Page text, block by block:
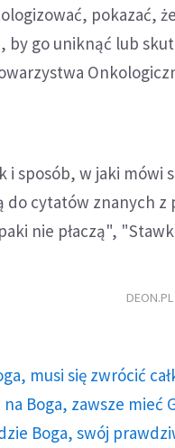
pokazać,
by go uniknąć lub
i sposób, w jaki
do cytatów znanych
nie płaczą",
musi się zwrócić
Boga, zawsze mieć
Boga, swój